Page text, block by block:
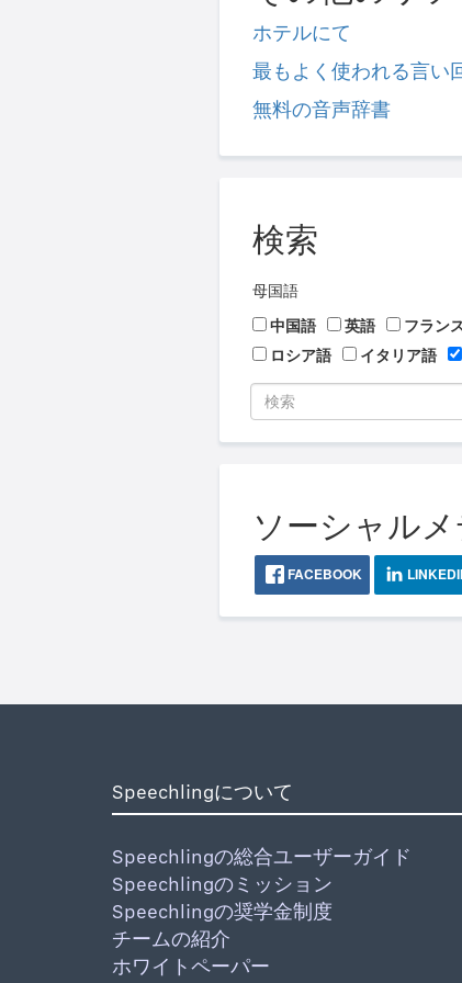
ホテルにて
最もよく使われる言い
無料の音声辞書
検索
母国語
中国語
英語 フラン
ロシア語
イタリア語
ソーシャル
FACEBOOK
Speechlingについて
Speechlingの総合ユーザーガイド
Speechlingのミッション
Speechlingの奨学金制度
チームの紹介
ホワイトペーパー